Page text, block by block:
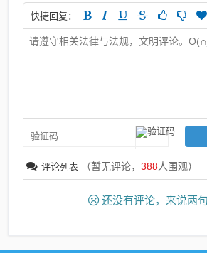
快捷回复：
评论列表 （暂无评论，388人围观）
还没有评论，来说两